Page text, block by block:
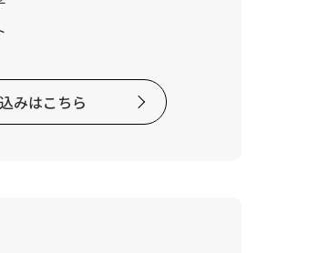
みはこちら